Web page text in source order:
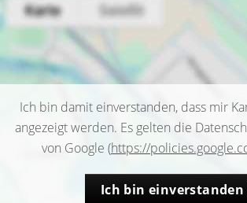
Ich bin damit einverstanden, dass mir
angezeigt werden. Es gelten die
von Google (https://
Ich bin einverstanden